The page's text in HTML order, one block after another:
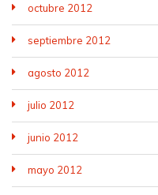
octubre 2012
septiembre 2012
agosto 2012
julio 2012
junio 2012
mayo 2012